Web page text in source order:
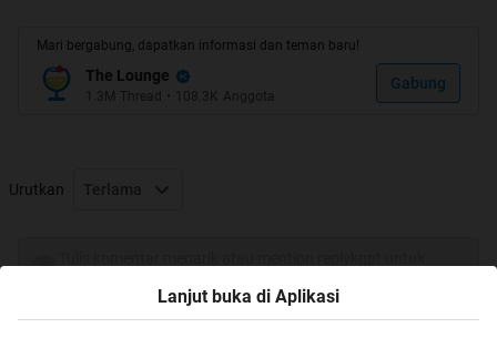
Mari bergabung, dapatkan informasi dan teman baru!
The Lounge
1.3M Thread • 108.3K Anggota
Gabung
Urutkan Terlama
Lanjut buka di Aplikasi